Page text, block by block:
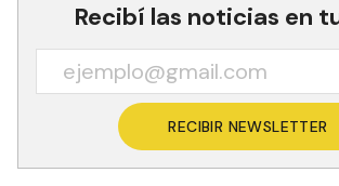
Recibí las noticias en
RECIBIR NEWSLETTER